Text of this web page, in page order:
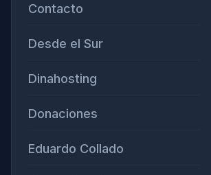
Contacto
Desde el Sur
Dinahosting
Donaciones
Eduardo Collado